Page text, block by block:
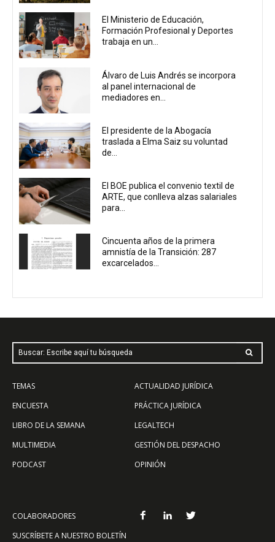
El Ministerio de Educación,
Formación Profesional y Deportes
trabaja en un...
Álvaro de Luis Andrés se incorpora
al panel internacional de
mediadores en...
El presidente de la Abogacía
traslada a Elma Saiz su voluntad
de...
El BOE publica el convenio textil de
ARTE, que conlleva alzas salariales
para...
Cincuenta años de la primera
amnistía de la Transición: 287
excarcelados...
Buscar: Escribe aquí tu búsqueda
TEMAS
ENCUESTA
LIBRO DE LA SEMANA
MULTIMEDIA
PODCAST
ACTUALIDAD JURÍDICA
PRÁCTICA JURÍDICA
LEGALTECH
GESTIÓN DEL DESPACHO
OPINIÓN
COLABORADORES
SUSCRÍBETE A NUESTRO BOLETÍN